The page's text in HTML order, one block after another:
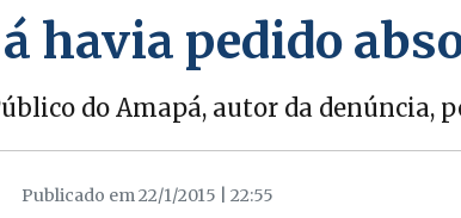
havia pedido
do Amapá, autor da denúncia,
Publicado em 22/1/2015 | 22:55